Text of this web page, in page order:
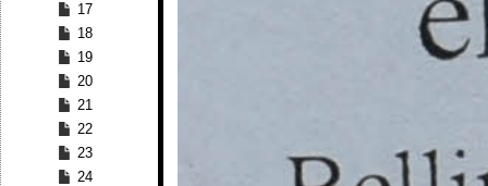
17
18
19
20
21
22
23
24